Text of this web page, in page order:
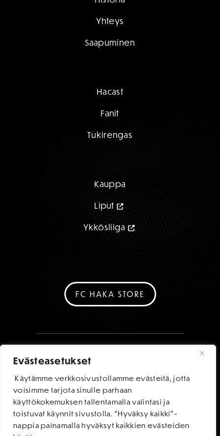
Evästeasetukset
Käytämme verkkosivustollamme evästeitä, jotta
voisimme tarjota sinulle parhaan
käyttökokemuksen tallentamalla valintasi ja
toistuvat käynnit sivustolla. "Hyväksy kaikki"-
nappia painamalla hyväksyt kaikkien evästeiden
Yhteys
Saapuminen
Hacast
Fanit
Tukirengas
Kauppa
Liput
Ykkösliiga
FC HAKA STORE